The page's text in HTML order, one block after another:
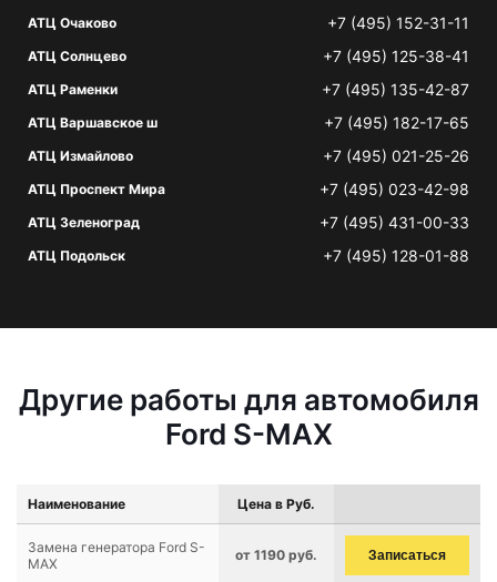
АТЦ Очаково +7 (495) 152-31-11
АТЦ Солнцево +7 (495) 125-38-41
АТЦ Раменки +7 (495) 135-42-87
АТЦ Варшавское ш +7 (495) 182-17-65
АТЦ Измайлово +7 (495) 021-25-26
АТЦ Проспект Мира +7 (495) 023-42-98
АТЦ Зеленоград +7 (495) 431-00-33
АТЦ Подольск +7 (495) 128-01-88
Другие работы для автомобиля
Ford S-MAX
Наименование Цена в Руб.
Замена генератора Ford S-
MAX
от 1190 руб. Записаться